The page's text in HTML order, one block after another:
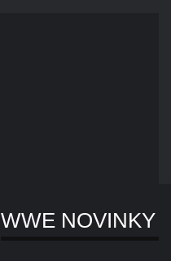
WWE NOVINKY